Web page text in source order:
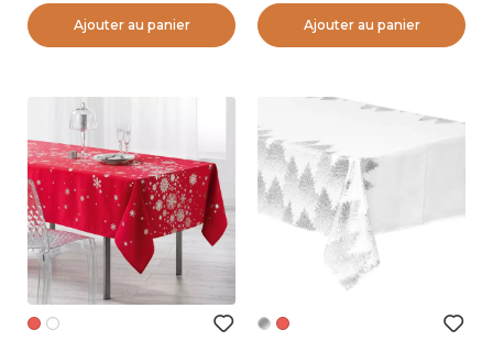
Ajouter au panier Ajouter au panier